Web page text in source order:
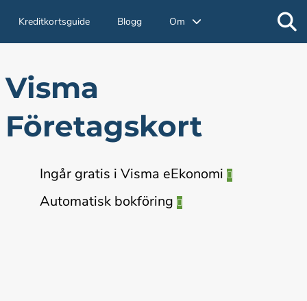
Kreditkortsguide Blogg Om
Visma
Företagskort
Ingår gratis i Visma eEkonomi
Automatisk bokföring